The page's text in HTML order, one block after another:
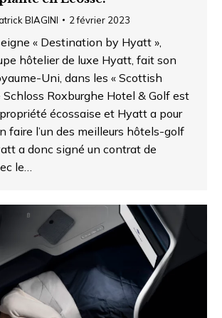
BIAGINI 2 février 2023
« Destination by Hyatt »,
hôtelier de luxe Hyatt, fait son
Uni, dans les « Scottish
Schloss Roxburghe Hotel & Golf est
écossaise et Hyatt a pour
faire l’un des meilleurs hôtels-golf
a donc signé un contrat de
le…